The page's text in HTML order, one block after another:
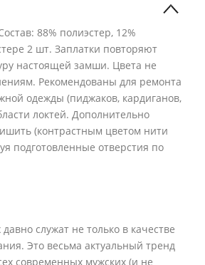
88% полиэстер, 12%
2 шт. Заплатки повторяют
настоящей замши. Цвета не
Рекомендованы для ремонта
одежды (пиджаков, кардиганов,
локтей. Дополнительно
(контрастным цветом нити
подготовленные отверстия по
служат не только в качестве
Это весьма актуальный тренд
современных мужских (и не